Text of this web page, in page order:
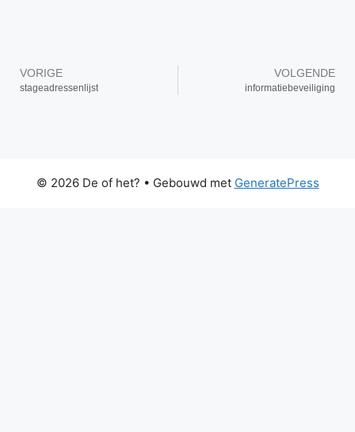
VORIGE
stageadressenlijst
VOLGENDE
informatiebeveiliging
© 2026 De of het? • Gebouwd met GeneratePress